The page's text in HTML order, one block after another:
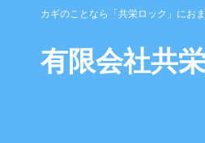
カギのことなら「共栄ロック」にお
有限会社共